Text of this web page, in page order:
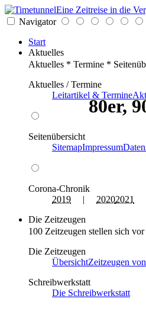
Eine Zeitreise in die
Navigator
Start
Aktuelles
Aktuelles * Termine *
Aktuelles / Termine
Leitartikel & Termine
Seitenübersicht
SitemapImpressum
Corona-Chronik
2019 | 20202021
Die Zeitzeugen
100 Zeitzeugen stellen sich
Die Zeitzeugen
ÜbersichtZeitzeugen von
Schreibwerkstatt
Die Schreibwerkstatt
80er,